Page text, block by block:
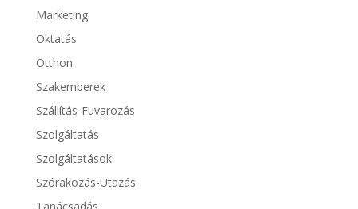
Marketing
Oktatás
Otthon
Szakemberek
Szállítás-Fuvarozás
Szolgáltatás
Szolgáltatások
Szórakozás-Utazás